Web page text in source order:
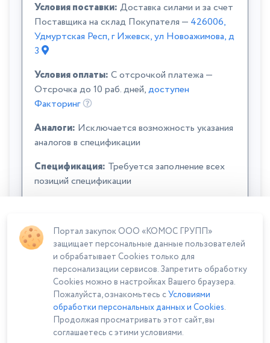
Условия поставки: Доставка силами и за счет
Поставщика на склад Покупателя — 426006,
Удмуртская Респ, г Ижевск, ул Новоажимова, д
3
Условия оплаты: C отсрочкой платежа —
Отсрочка до 10 раб. дней,доступен
Факторинг
Аналоги: Исключается возможность указания
аналогов в спецификации
Спецификация: Требуется заполнение всех
позиций спецификации
Сумма лота: 41 950,80 ₽
Портал закупок ООО «КОМОС ГРУПП»
защищает персональные данные пользователей
и обрабатывает Cookies только для
персонализации сервисов. Запретить обработку
Cookies можно в настройках Вашего браузера.
Пожалуйста, ознакомьтесь сУсловиями
обработки персональных данных и Cookies.
Продолжая просматривать этот сайт, вы
соглашаетесь с этими условиями.